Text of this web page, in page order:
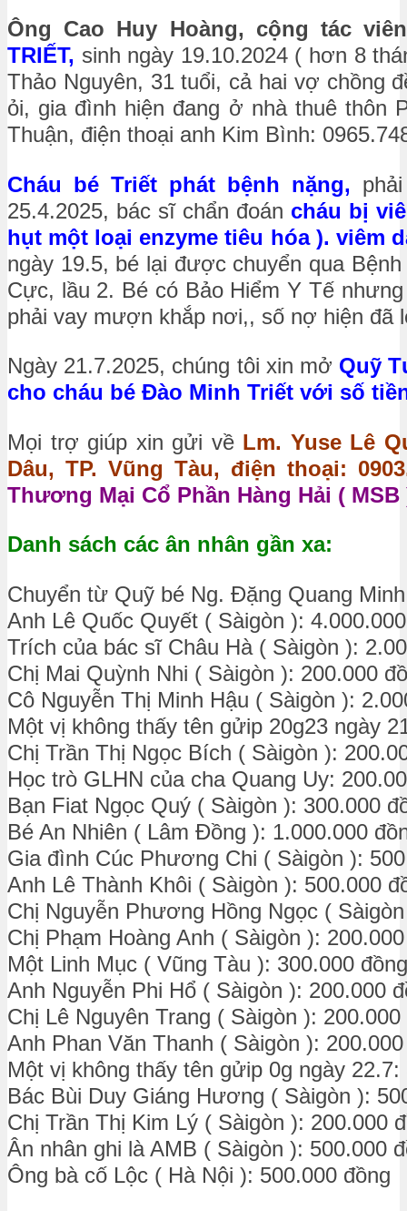
Ông Cao Huy Hoàng, cộng tác
TRIẾT, sinh ngày 19.10.2024 ( hơn 8
Thảo Nguyên, 31 tuổi, cả hai vợ chồng
ỏi, gia đình hiện đang ở nhà thuê thôn
Thuận, điện thoại anh Kim Bình:
Cháu bé Triết phát bệnh nặng,
25.4.2025, bác sĩ chẩn đoán cháu bị
hụt một loại enzyme tiêu hóa ). viêm
ngày 19.5, bé lại được chuyển qua
Cực, lầu 2. Bé có Bảo Hiểm Y Tế
phải vay mượn khắp nơi,, số nợ hiện đã
Ngày 21.7.2025, chúng tôi xin mở Quỹ
cho cháu bé Đào Minh Triết với số
Mọi trợ giúp xin gửi về Lm. Yuse Lê
Dâu, TP. Vũng Tàu, điện thoại:
Thương Mại Cổ Phần Hàng Hải ( MSB
Danh sách các ân nhân gần xa:
Chuyển từ Quỹ bé Ng. Đặng Quang
Anh Lê Quốc Quyết ( Sàigòn ):
Trích của bác sĩ Châu Hà ( Sàigòn ):
Chị Mai Quỳnh Nhi ( Sàigòn ): 200.000
Cô Nguyễn Thị Minh Hậu ( Sàigòn ):
Một vị không thấy tên gửip 20g23 ngày
Chị Trần Thị Ngọc Bích ( Sàigòn ):
Học trò GLHN của cha Quang Uy:
Bạn Fiat Ngọc Quý ( Sàigòn ): 300.000
Bé An Nhiên ( Lâm Đồng ): 1.000.000
Gia đình Cúc Phương Chi ( Sàigòn ):
Anh Lê Thành Khôi ( Sàigòn ): 500.000
Chị Nguyễn Phương Hồng Ngọc (
Chị Phạm Hoàng Anh ( Sàigòn ):
Một Linh Mục ( Vũng Tàu ): 300.000 đồng
Anh Nguyễn Phi Hổ ( Sàigòn ): 200.000
Chị Lê Nguyên Trang ( Sàigòn ):
Anh Phan Văn Thanh ( Sàigòn ):
Một vị không thấy tên gửip 0g ngày 22.7:
Bác Bùi Duy Giáng Hương ( Sàigòn ):
Chị Trần Thị Kim Lý ( Sàigòn ): 200.000
Ân nhân ghi là AMB ( Sàigòn ): 500.000
Ông bà cố Lộc ( Hà Nội ): 500.000 đồng